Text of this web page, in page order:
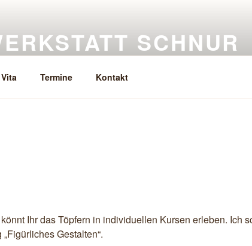
SCHNUR
Vita Termine Kontakt
Ihr das Töpfern in individuellen Kursen erleben. Ich
Gestalten“.